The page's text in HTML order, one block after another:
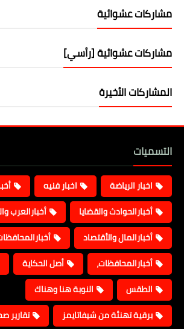
مشاركات عشوائية
مشاركات عشوائية [رأسي]
المشاركات الأخيرة
التسميات
اخبار الرياضة اخبار فنيه
أخبارالحوادث والقضايا
أخبارالعرب
أخبارالمال والأقتصاد
أخبارالمحافظات،
أصل الحكاية
الطقس
النوبة هنا وهناك
برقية تهنئة من شيفاتايمز
تقارير